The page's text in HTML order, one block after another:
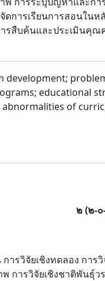
การเรียนการสอนในห
รสืบค้นและประเมินคุณ
development;
educational
of
๒(๒-๐
รวิจัยเชิงทดลอง การ
การวิจัยเชิงชาติพันธุ์ว